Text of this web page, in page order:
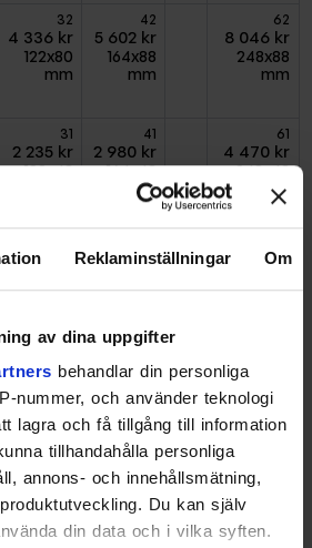
Reklaminställningar Om
av dina uppgifter
behandlar din personliga
nummer, och använder teknologi
lagra och få tillgång till information
tillhandahålla personliga
annons- och innehållsmätning,
Du kan själv
din data och i vilka syften.
32
4 336 kr
122x80
mm
42
5 602 kr
164x88
mm
62
8 046 kr
248x88
mm
31
2 235 kr
122x43
41
2 980 kr
164x43
mm
61
4 470 kr
248x43
mm
i Vallentuna hittar läsarna nyheter
engagerar Vallentunaborna.
Vallentuna har du chansen att nå
på första införandet och under
000 personer, 16-80 år, som läser
läsare gillar annonser!
ut av SDR och den